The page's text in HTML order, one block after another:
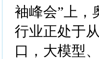
袖峰会”上，
行业正处于
口，大模型